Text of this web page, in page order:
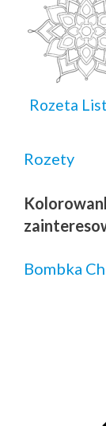
Rozeta
Rozety
Bombka